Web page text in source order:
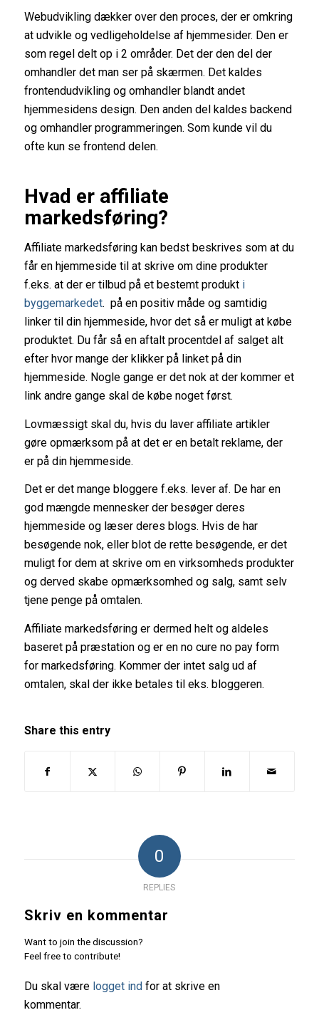
Webudvikling dækker over den proces, der er omkring
at udvikle og vedligeholdelse af hjemmesider. Den er
som regel delt op i 2 områder. Det der den del der
omhandler det man ser på skærmen. Det kaldes
frontendudvikling og omhandler blandt andet
hjemmesidens design. Den anden del kaldes backend
og omhandler programmeringen. Som kunde vil du
ofte kun se frontend delen.
Hvad er affiliate
markedsføring?
Affiliate markedsføring kan bedst beskrives som at du
får en hjemmeside til at skrive om dine produkter
f.eks. at der er tilbud på et bestemt produkt i
byggemarkedet. på en positiv måde og samtidig
linker til din hjemmeside, hvor det så er muligt at købe
produktet. Du får så en aftalt procentdel af salget alt
efter hvor mange der klikker på linket på din
hjemmeside. Nogle gange er det nok at der kommer et
link andre gange skal de købe noget først.
Lovmæssigt skal du, hvis du laver affiliate artikler
gøre opmærksom på at det er en betalt reklame, der
er på din hjemmeside.
Det er det mange bloggere f.eks. lever af. De har en
god mængde mennesker der besøger deres
hjemmeside og læser deres blogs. Hvis de har
besøgende nok, eller blot de rette besøgende, er det
muligt for dem at skrive om en virksomheds produkter
og derved skabe opmærksomhed og salg, samt selv
tjene penge på omtalen.
Affiliate markedsføring er dermed helt og aldeles
baseret på præstation og er en no cure no pay form
for markedsføring. Kommer der intet salg ud af
omtalen, skal der ikke betales til eks. bloggeren.
Share this entry
0
REPLIES
Skriv en kommentar
Want to join the discussion?
Feel free to contribute!
Du skal være logget ind for at skrive en
kommentar.